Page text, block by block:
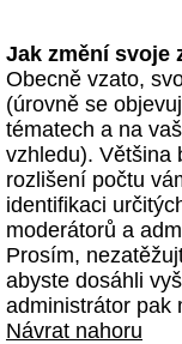
Jak změní svoje
Obecně vzato,
(úrovně se
tématech a na
vzhledu). Většina
rozlišení počtu
identifikaci
moderátorů a
Prosím,
abyste dosáhli
administrátor pak
Návrat nahoru